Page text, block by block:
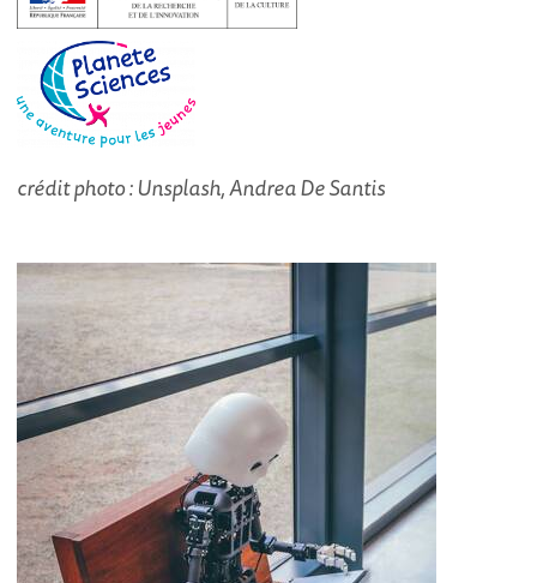
crédit photo : Unsplash, Andrea De Santis